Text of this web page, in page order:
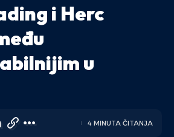
i Herc
u
4 MINUTA ČITANJA